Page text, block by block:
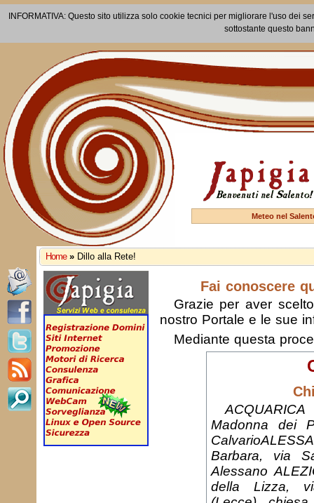
INFORMATIVA: Questo sito utilizza solo cookie tecnici per migliorare l'uso dei
sottostante questo
Meteo nel
Home » Dillo alla Rete!
Fai conoscere
Grazie per aver
nostro Portale e le sue
Mediante questa
Madonna dei
Barbara, via
Alessano
della Lizza,